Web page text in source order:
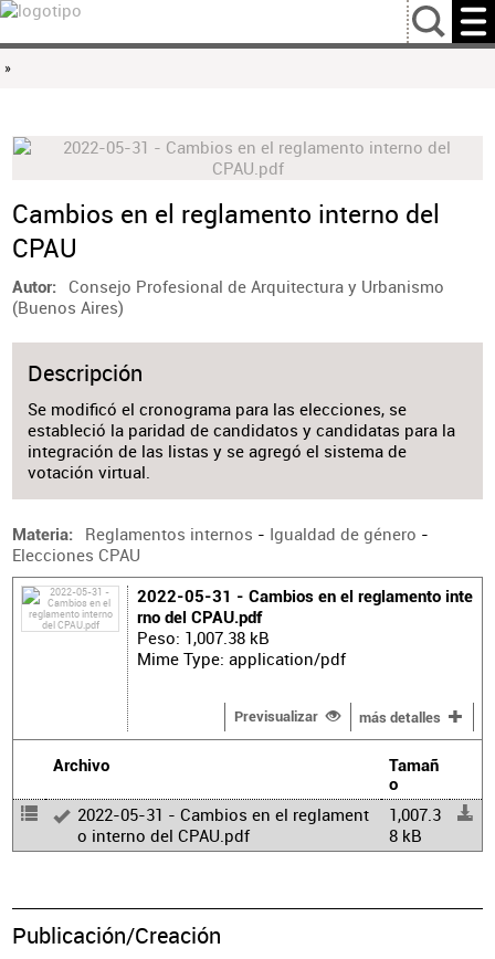
…
»
Cambios en el reglamento interno del
CPAU
Autor
Consejo Profesional de Arquitectura y Urbanismo
(Buenos Aires)
Descripción
Se modificó el cronograma para las elecciones, se
estableció la paridad de candidatos y candidatas para la
integración de las listas y se agregó el sistema de
votación virtual.
Materia Reglamentos internos - Igualdad de género -
Elecciones CPAU
2022-05-31 - Cambios en el reglamento inte
rno del CPAU.pdf
Peso: 1,007.38 kB
Mime Type: application/pdf
Previsualizar más detalles
Archivo
Tamañ
o
2022-05-31 - Cambios en el reglament
o interno del CPAU.pdf
1,007.3
8 kB
Publicación/Creación